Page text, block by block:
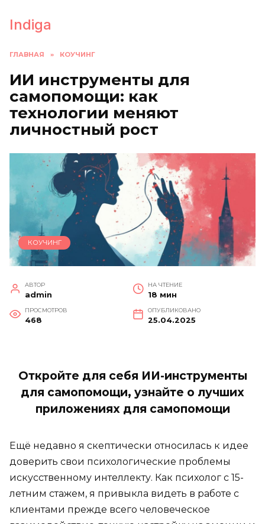
содержанию
Indiga
ГЛАВНАЯ » КОУЧИНГ
ИИ инструменты для
самопомощи: как
технологии меняют
личностный рост
КОУЧИНГ
АВТОР
admin
НА ЧТЕНИЕ
18 мин
ПРОСМОТРОВ
468
ОПУБЛИКОВАНО
25.04.2025
Откройте для себя ИИ-инструменты
для самопомощи, узнайте о лучших
приложениях для самопомощи
Ещё недавно я скептически относилась к идее
доверить свои психологические проблемы
искусственному интеллекту. Как психолог с 15-
летним стажем, я привыкла видеть в работе с
клиентами прежде всего человеческое